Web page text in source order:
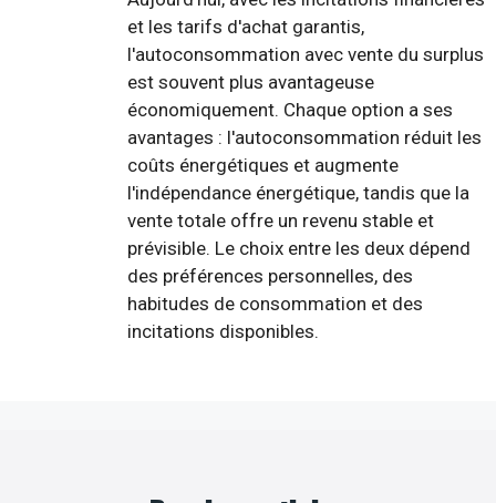
et les tarifs d'achat garantis,
l'autoconsommation avec vente du surplus
est souvent plus avantageuse
économiquement. Chaque option a ses
avantages : l'autoconsommation réduit les
coûts énergétiques et augmente
l'indépendance énergétique, tandis que la
vente totale offre un revenu stable et
prévisible. Le choix entre les deux dépend
des préférences personnelles, des
habitudes de consommation et des
incitations disponibles.